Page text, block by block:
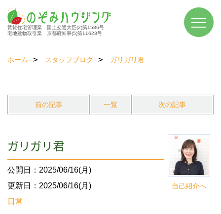
賃貸住宅管理業 国土交通大臣(2)第1586号
宅地建物取引業 京都府知事(5)第11623号
ホーム スタッフブログ ガリガリ君
前の記事 一覧 次の記事
自己紹介へ
ガリガリ君
公開日：2025/06/16(月)
更新日：2025/06/16(月)
日常